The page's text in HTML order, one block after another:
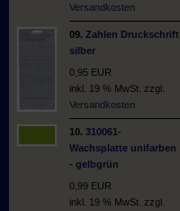
Versandkosten
09. Zahlen Druckschrift
silber
0,95 EUR
inkl. 19 % MwSt. zzgl.
Versandkosten
10. 310061-
Wachsplatte unifarben
- gelbgrün
0,99 EUR
inkl. 19 % MwSt. zzgl.